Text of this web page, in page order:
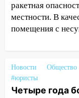
11:49 Снят
опасность»
области
бензина
11:12
ракетная
местности. В
помещения с
Новости Общество
#юристы
Четыре года